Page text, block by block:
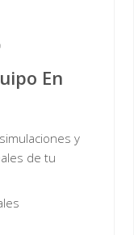
En
y
de tu